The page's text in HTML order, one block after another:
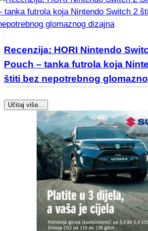
Recenzija: HORI Nintendo
Pouch – tanka futrola koja
štiti bez nepotrebnog
Učitaj više...